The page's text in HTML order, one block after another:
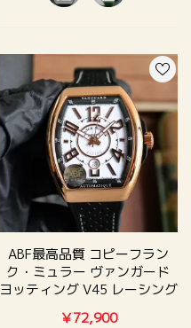
ABF最高品質 コピーフラン
ク・ミュラー ヴァンガード
ヨッティング V45 レーシング
￥72,900